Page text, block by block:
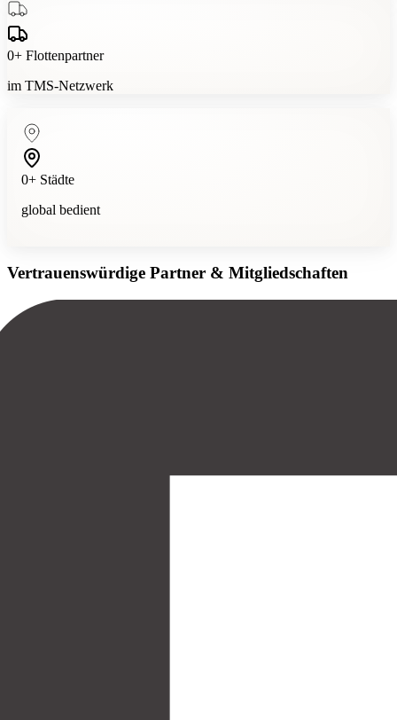
0+ Flottenpartner
im TMS-Netzwerk
0+ Städte
global bedient
Vertrauenswürdige Partner & Mitgliedschaften